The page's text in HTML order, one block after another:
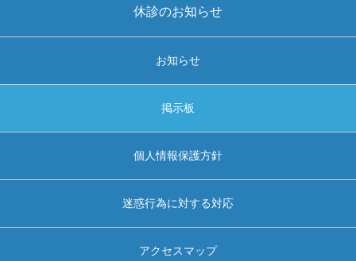
休診のお知らせ
お知らせ
掲示板
個人情報保護方針
迷惑行為に対する対応
アクセスマップ